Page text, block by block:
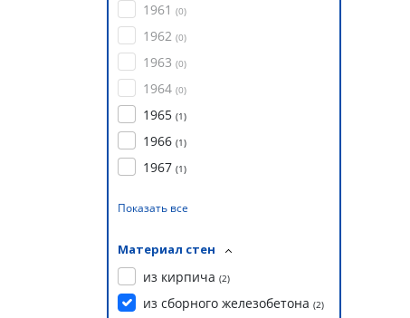
1961 (0)
1962 (0)
1963 (0)
1964 (0)
1965 (1)
1966 (1)
1967 (1)
Показать все
Материал стен
из кирпича (2)
из сборного железобетона (2)